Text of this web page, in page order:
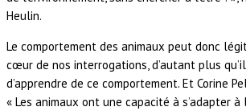
Heulin.
Le comportement des animaux peut donc
cœur de nos interrogations, d’autant plus
d’apprendre de ce comportement. Et Corine
« Les animaux ont une capacité à s’adapter